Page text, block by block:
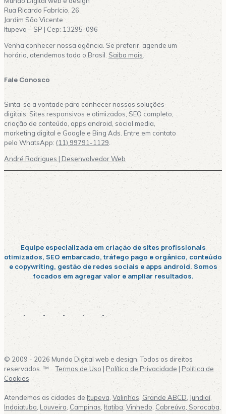
Rua Ricardo Fabrício, 26
Jardim São Vicente
Itupeva – SP | Cep: 13295-096
Venha conhecer nossa agência. Se preferir, agende um
horário, atendemos todo o Brasil. Saiba mais
Fale Conosco
Sinta-se a vontade para conhecer nossas soluções
digitais. Sites responsivos e otimizados, SEO completo,
criação de conteúdo, apps android, social media,
marketing digital e Google e Bing Ads. Entre em contato
pelo WhatsApp: (11) 99791-1129.
André Rodrigues | Desenvolvedor Web
Equipe especializada em criação de sites profissionais
otimizados, SEO embarcado, tráfego pago e orgânico, conteúdo
e copywriting, gestão de redes sociais e apps android. Somos
focados em agregar valor e ampliar resultados.
© 2009 - 2026 Mundo Digital web e design. Todos os direitos
reservados. ™Termos de Uso | Política de Privacidade | Política de
Cookies
Atendemos as cidades de Itupeva, Valinhos, Grande ABCD, Jundiaí,
Indaiatuba, Louveira,Campinas, Itatiba,Vinhedo, Cabreúva, Sorocaba,